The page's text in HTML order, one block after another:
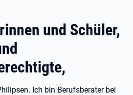
und Schüler,
Ich bin Berufsberater bei